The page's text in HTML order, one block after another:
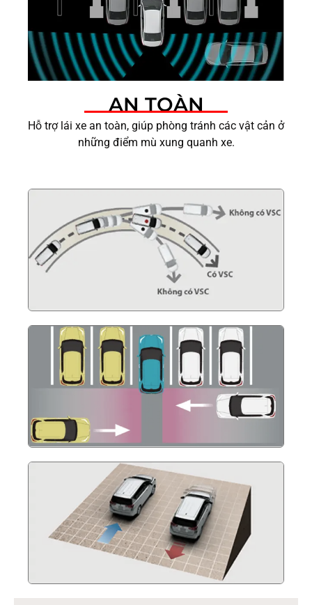
AN TOÀN
Hỗ trợ lái xe an toàn, giúp phòng tránh các vật cản ở
những điểm mù xung quanh xe.